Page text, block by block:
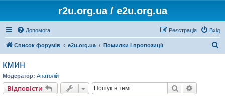
r2u.org.ua / e2u.org.ua
Допомога Вхід
Реєстрація
Список форумів e2u.org.ua Помилки і пропозиції
кмин
Модератор: Анатолій
Відповісти Пошук